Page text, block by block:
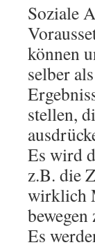
Soziale
können
selber
stellen,
Es wird
z.B. die
wirklich
Es